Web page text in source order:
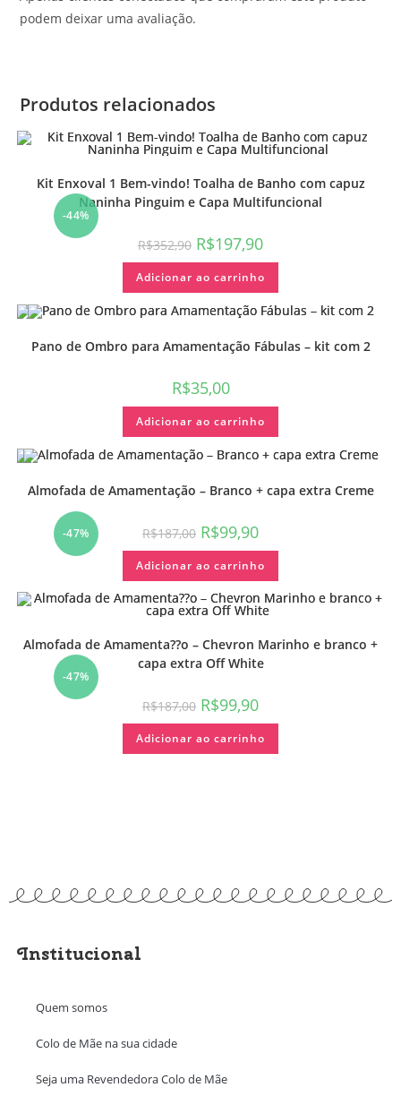
podem deixar uma avaliação.
Produtos relacionados
-44%
Kit Enxoval 1 Bem-vindo! Toalha de Banho com capuz
Naninha Pinguim e Capa Multifuncional
R$352,90 R$197,90
Adicionar ao carrinho
Pano de Ombro para Amamentação Fábulas – kit com 2
R$35,00
Adicionar ao carrinho
-47%
Almofada de Amamentação – Branco + capa extra Creme
R$187,00 R$99,90
Adicionar ao carrinho
-47%
Almofada de Amamenta??o – Chevron Marinho e branco +
capa extra Off White
R$187,00 R$99,90
Adicionar ao carrinho
Institucional
Quem somos
Colo de Mãe na sua cidade
Seja uma Revendedora Colo de Mãe